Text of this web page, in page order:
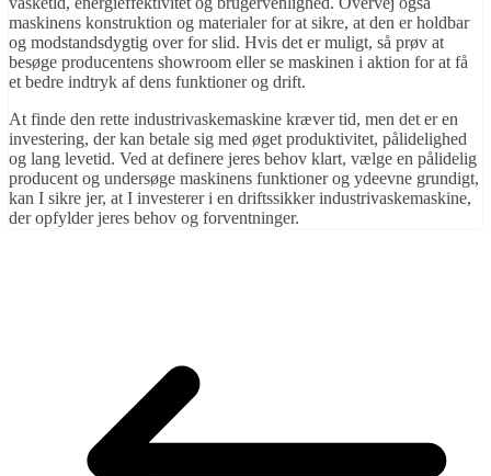
maskinens konstruktion og materialer for at sikre, at den er holdbar
og modstandsdygtig over for slid. Hvis det er muligt, så prøv at
besøge producentens showroom eller se maskinen i aktion for at få
et bedre indtryk af dens funktioner og drift.
At finde den rette industrivaskemaskine kræver tid, men det er en
investering, der kan betale sig med øget produktivitet, pålidelighed
og lang levetid. Ved at definere jeres behov klart, vælge en pålidelig
producent og undersøge maskinens funktioner og ydeevne grundigt,
kan I sikre jer, at I investerer i en driftssikker industrivaskemaskine,
der opfylder jeres behov og forventninger.